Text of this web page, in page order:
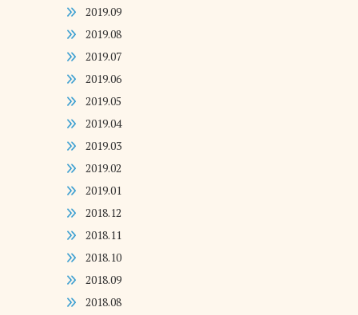
2019.09
2019.08
2019.07
2019.06
2019.05
2019.04
2019.03
2019.02
2019.01
2018.12
2018.11
2018.10
2018.09
2018.08